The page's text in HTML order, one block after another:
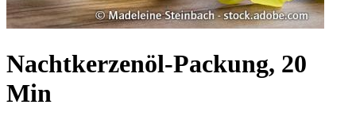
Nachtkerzenöl-Packung, 20
Min